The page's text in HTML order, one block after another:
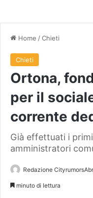
Home /Chieti
Chieti
Ortona,
per il
corrente
Già effettuati i
amministratori
Redazione
minuto di lettura